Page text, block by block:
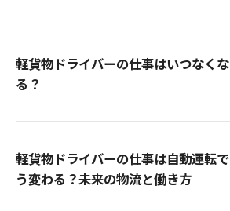
軽貨物ドライバーの仕事はいつなくな
る？
軽貨物ドライバーの仕事は自動運転
う変わる？未来の物流と働き方